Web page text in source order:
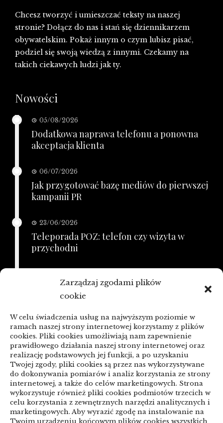
Zarządzaj zgodami plików
cookie
W celu świadczenia usług na najwyższym poziomie w
ramach naszej strony internetowej korzystamy z plików
cookies. Pliki cookies umożliwiają nam zapewnienie
prawidłowego działania naszej strony internetowej oraz
realizację podstawowych jej funkcji, a po uzyskaniu
Twojej zgody, pliki cookies są przez nas wykorzystywane
do dokonywania pomiarów i analiz korzystania ze strony
internetowej, a także do celów marketingowych. Strona
wykorzystuje również pliki cookies podmiotów trzecich w
celu korzystania z zewnętrznych narzędzi analitycznych i
marketingowych. Aby wyrazić zgodę na instalowanie na
Twoim urządzeniu końcowym plików cookies wszystkich
Chcesz tworzyć i umieszczać teksty na naszej
stronie? Dołącz do nas i stań się dziennikarzem
obywatelskim. Pokaż innym o czym lubisz pisać,
podziel się swoją wiedzą z innymi. Czekamy na
takich ciekawych ludzi jak ty.
Nowości
05/08/2026
Dodatkowa naprawa telefonu a ponowna
akceptacja klienta
06/07/2026
Jak przygotować bazę mediów do pierwszej
kampanii PR
23/06/2026
Teleporada POZ: telefon czy wizyta w
przychodni
KSeF a zaległe faktury: porządkowanie
przed zmianą
linki z nap
Categories
ARTYKUŁ SPONSOROWANY
Biznes & Finanse